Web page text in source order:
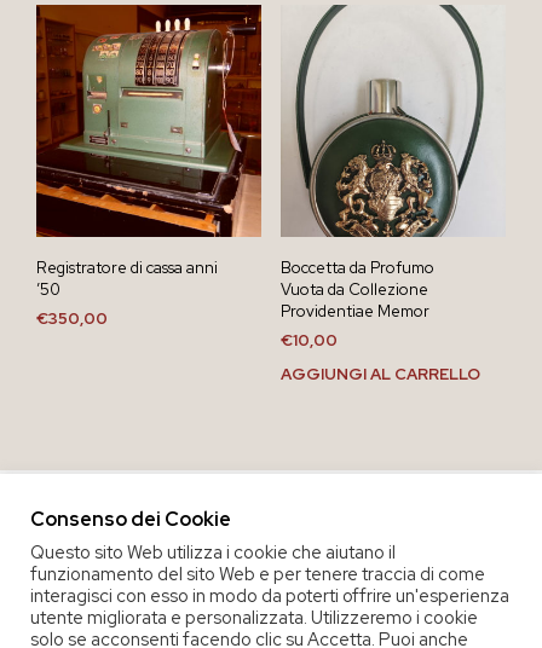
Registratore di cassa anni
’50
€350,00
Boccetta da Profumo
Vuota da Collezione
Providentiae Memor
€10,00
AGGIUNGI AL CARRELLO
Consenso dei Cookie
Questo sito Web utilizza i cookie che aiutano il
funzionamento del sito Web e per tenere traccia di come
interagisci con esso in modo da poterti offrire un'esperienza
utente migliorata e personalizzata. Utilizzeremo i cookie
solo se acconsenti facendo clic su Accetta. Puoi anche